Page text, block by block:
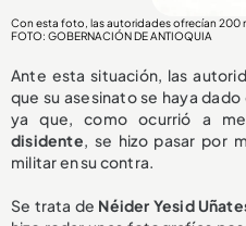
Con esta foto, las autoridades ofrecían 200
FOTO: GOBERNACIÓN DE ANTIOQUIA
Ante esta situación, las
que su asesinato se haya
ya que, como ocurrió a
disidente, se hizo pasar por
militar en su contra.
Se trata de Néider Yesid